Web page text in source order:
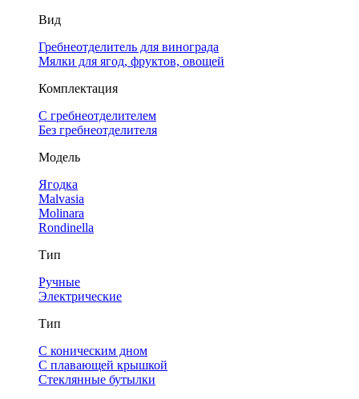
Вид
Гребнеотделитель для винограда
Мялки для ягод, фруктов, овощей
Комплектация
С гребнеотделителем
Без гребнеотделителя
Модель
Ягодка
Malvasia
Molinara
Rondinella
Тип
Ручные
Электрические
Тип
С коническим дном
С плавающей крышкой
Стеклянные бутылки